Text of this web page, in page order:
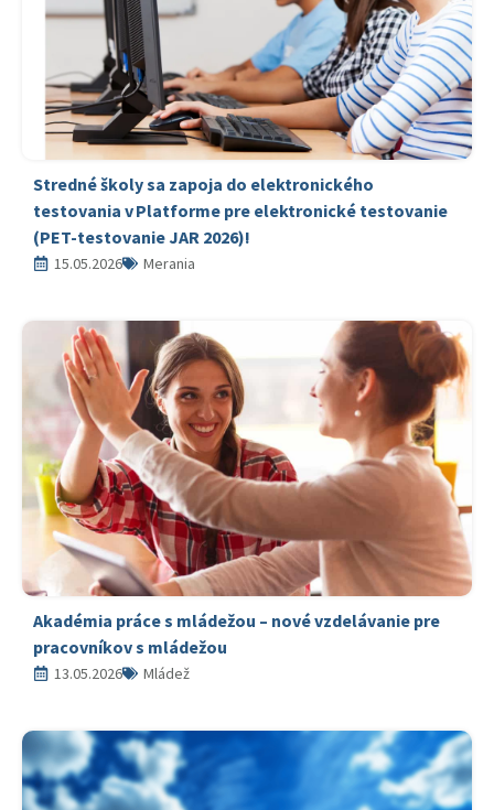
Stredné školy sa zapoja do elektronického
testovania v Platforme pre elektronické testovanie
(PET-testovanie JAR 2026)!
15.05.2026 Merania
Akadémia práce s mládežou – nové vzdelávanie pre
pracovníkov s mládežou
13.05.2026 Mládež